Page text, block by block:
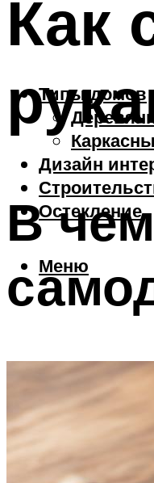
Типы домов
Дизайн
Остекление
Меню
Как
В